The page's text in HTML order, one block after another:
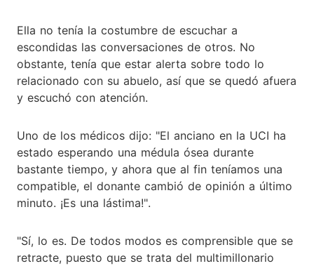
Ella no tenía la costumbre de escuchar a
escondidas las conversaciones de otros. No
obstante, tenía que estar alerta sobre todo lo
relacionado con su abuelo, así que se quedó afuera
y escuchó con atención.
Uno de los médicos dijo: "El anciano en la UCI ha
estado esperando una médula ósea durante
bastante tiempo, y ahora que al fin teníamos una
compatible, el donante cambió de opinión a último
minuto. ¡Es una lástima!".
"Sí, lo es. De todos modos es comprensible que se
retracte, puesto que se trata del multimillonario